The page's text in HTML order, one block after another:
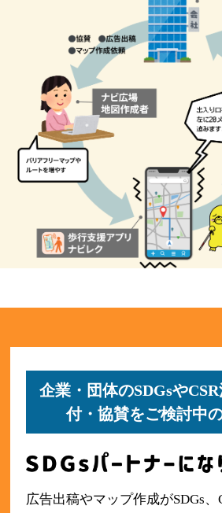
企業・団体のSDGsや
付・協賛をご検討中
広告出稿やマップ作成がSDGs、